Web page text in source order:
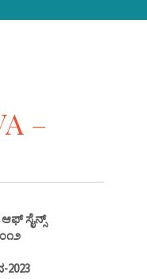
–
ಸೈನ್ಸ್
2023